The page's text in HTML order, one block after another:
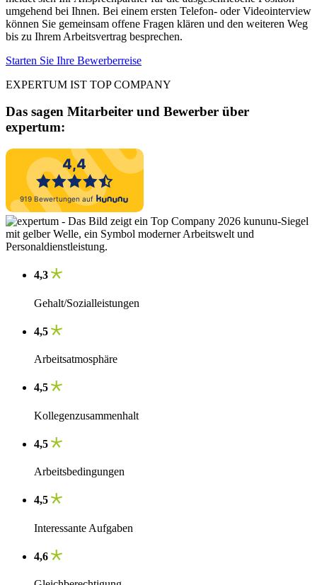
umgehend bei Ihnen. Bei einem ersten Telefon- oder Videointerview
können Sie gemeinsam offene Fragen klären und den weiteren Weg
bis zu Ihrem Arbeitsvertrag besprechen.
Starten Sie Ihre Bewerberreise
EXPERTUM IST TOP COMPANY
Das sagen Mitarbeiter und Bewerber über
expertum:
4,3
Gehalt/Sozialleistungen
4,5
Arbeitsatmosphäre
4,5
Kollegenzusammenhalt
4,5
Arbeitsbedingungen
4,5
Interessante Aufgaben
4,6